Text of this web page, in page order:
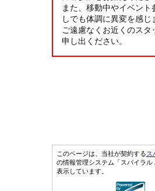
また、移動中やイベント
しでも体調に異変を感じ
ご遠慮なくお近くのスタ
申し出ください。
このページは、当社が契約するス
の情報管理システム「スパイラル
表示しています。